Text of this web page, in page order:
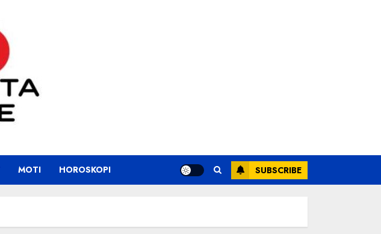
MOTI HOROSKOPI SUBSCRIBE